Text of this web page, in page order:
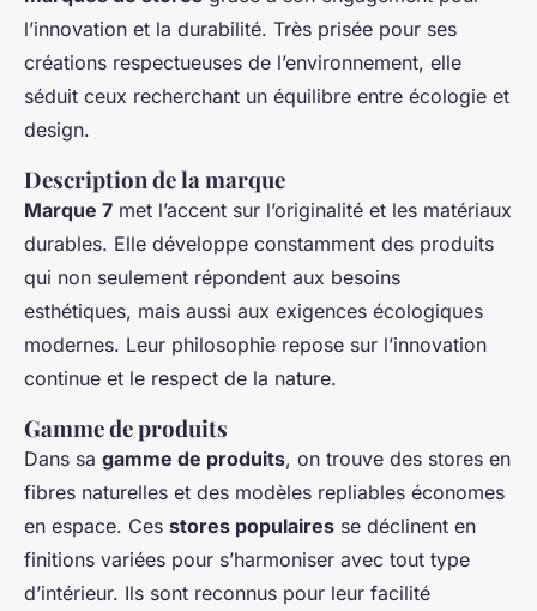
l’innovation et la durabilité. Très prisée pour ses
créations respectueuses de l’environnement, elle
séduit ceux recherchant un équilibre entre écologie et
design.
Description de la marque
Marque 7 met l’accent sur l’originalité et les matériaux
durables. Elle développe constamment des produits
qui non seulement répondent aux besoins
esthétiques, mais aussi aux exigences écologiques
modernes. Leur philosophie repose sur l’innovation
continue et le respect de la nature.
Gamme de produits
Dans sa gamme de produits, on trouve des stores en
fibres naturelles et des modèles repliables économes
en espace. Ces stores populaires se déclinent en
finitions variées pour s’harmoniser avec tout type
d’intérieur. Ils sont reconnus pour leur facilité